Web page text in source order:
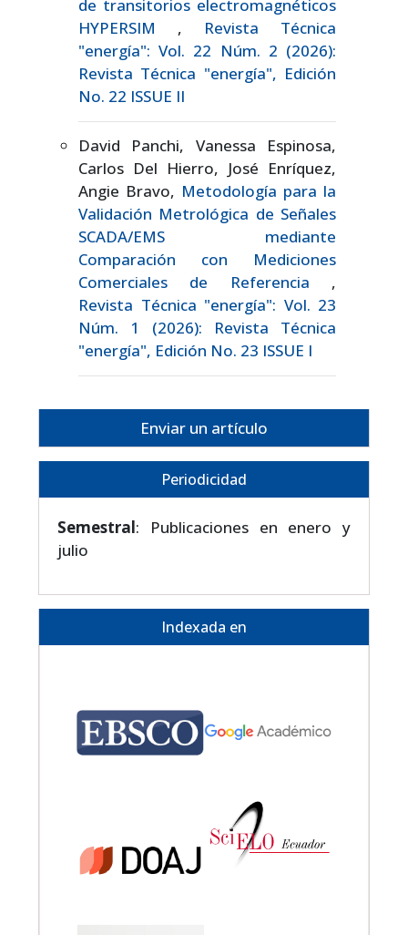
de transitorios electromagnéticos
HYPERSIM , Revista Técnica
"energía": Vol. 22 Núm. 2 (2026):
Revista Técnica "energía", Edición
No. 22 ISSUE II
David Panchi, Vanessa Espinosa,
Carlos Del Hierro, José Enríquez,
Angie Bravo, Metodología para la
Validación Metrológica de Señales
SCADA/EMS mediante
Comparación con Mediciones
Comerciales de Referencia ,
Revista Técnica "energía": Vol. 23
Núm. 1 (2026): Revista Técnica
"energía", Edición No. 23 ISSUE I
Enviar un artículo
Periodicidad
Semestral: Publicaciones en enero y
julio
Indexada en